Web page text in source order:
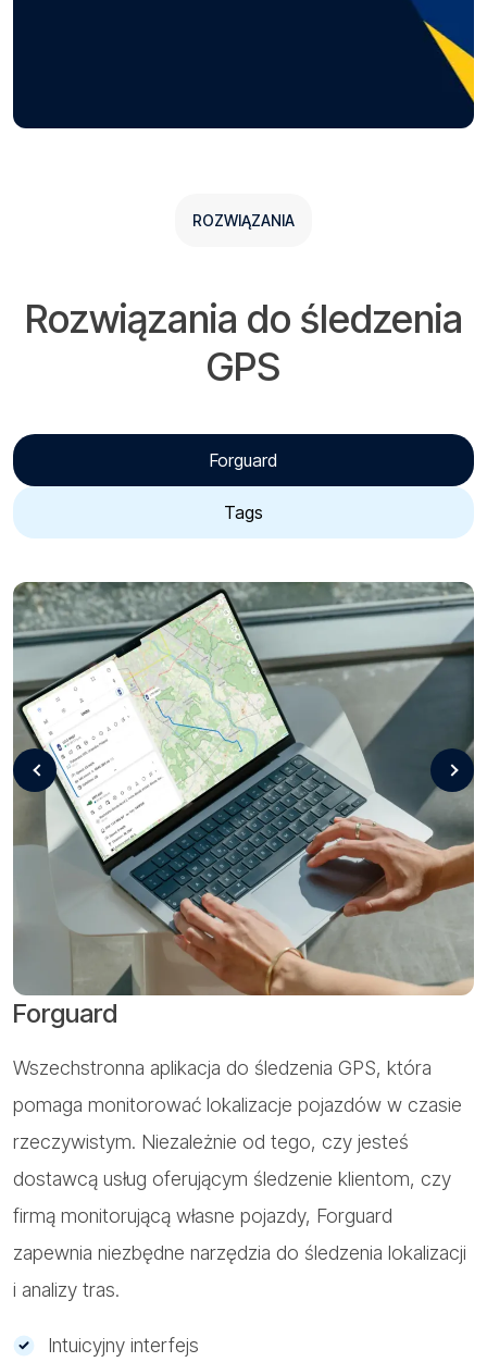
ROZWIĄZANIA
Rozwiązania do śledzenia
GPS
Forguard
Tags
Forguard
Wszechstronna aplikacja do śledzenia GPS, która
pomaga monitorować lokalizacje pojazdów w czasie
rzeczywistym. Niezależnie od tego, czy jesteś
dostawcą usług oferującym śledzenie klientom, czy
firmą monitorującą własne pojazdy, Forguard
zapewnia niezbędne narzędzia do śledzenia lokalizacji
i analizy tras.
Intuicyjny interfejs